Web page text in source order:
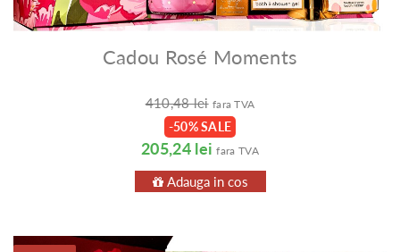
Cadou Rosé Moments
410,48 lei fara TVA
-50% SALE
205,24 lei fara TVA
Adauga in cos